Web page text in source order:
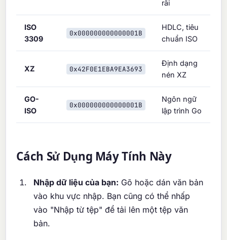
rãi
ISO
3309
0x000000000000001B
HDLC, tiêu
chuẩn ISO
XZ 0x42F0E1EBA9EA3693
Định dạng
nén XZ
GO-
ISO
0x000000000000001B
Ngôn ngữ
lập trình Go
Cách Sử Dụng Máy Tính Này
Nhập dữ liệu của bạn: Gõ hoặc dán văn bản
vào khu vực nhập. Bạn cũng có thể nhấp
vào "Nhập từ tệp" để tải lên một tệp văn
bản.